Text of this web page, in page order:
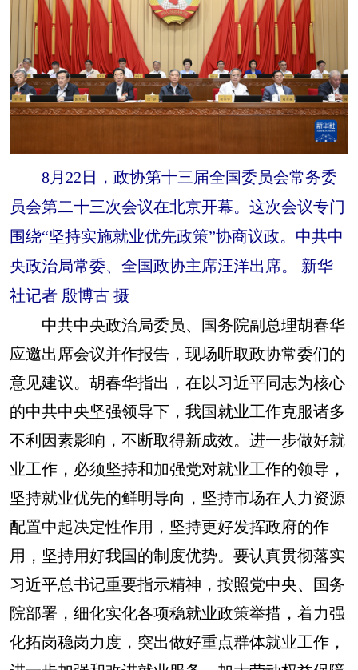
山东 湖北 湖南
广东 广西 海南 重庆
四川 贵州 云南 西藏
陕西 甘肃 青海 宁夏
多语种频道
English Español Français عربى
Русский язык 日本語 한국어
Deutsch Português
8月22日，政协第十三届全国委员会常务委
员会第二十三次会议在北京开幕。这次会议专门
围绕“坚持实施就业优先政策”协商议政。中共中
央政治局常委、全国政协主席汪洋出席。 新华
社记者 殷博古 摄
中共中央政治局委员、国务院副总理胡春华
应邀出席会议并作报告，现场听取政协常委们的
意见建议。胡春华指出，在以习近平同志为核心
的中共中央坚强领导下，我国就业工作克服诸多
不利因素影响，不断取得新成效。进一步做好就
业工作，必须坚持和加强党对就业工作的领导，
坚持就业优先的鲜明导向，坚持市场在人力资源
配置中起决定性作用，坚持更好发挥政府的作
用，坚持用好我国的制度优势。要认真贯彻落实
习近平总书记重要指示精神，按照党中央、国务
院部署，细化实化各项稳就业政策举措，着力强
化拓岗稳岗力度，突出做好重点群体就业工作，